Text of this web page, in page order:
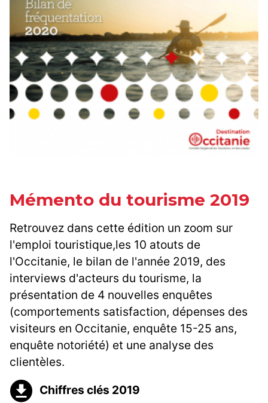
Mémento du tourisme 2019
Retrouvez dans cette édition un zoom sur
l'emploi touristique,les 10 atouts de
l'Occitanie, le bilan de l'année 2019, des
interviews d'acteurs du tourisme, la
présentation de 4 nouvelles enquêtes
(comportements satisfaction, dépenses des
visiteurs en Occitanie, enquête 15-25 ans,
enquête notoriété) et une analyse des
clientèles.
Chiffres clés 2019